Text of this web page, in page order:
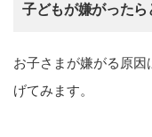
子どもが嫌がったら
お子さまが嫌がる原
げてみます。